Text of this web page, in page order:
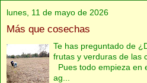
lunes, 11 de mayo de 2026
Más que cosechas
Te has preguntado de
frutas y verduras de las
Pues todo empieza en
ag...